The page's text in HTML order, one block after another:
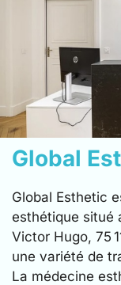
Global
Global Esthetic
esthétique situé
Victor Hugo, 75
une variété de
La médecine